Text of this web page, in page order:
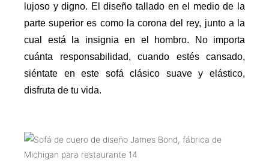
lujoso y digno. El diseño tallado en el medio de la
parte superior es como la corona del rey, junto a la
cual está la insignia en el hombro. No importa
cuánta responsabilidad, cuando estés cansado,
siéntate en este sofá clásico suave y elástico,
disfruta de tu vida.